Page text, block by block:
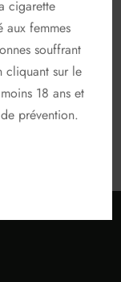
cigarette
aux femmes
souffrant
cliquant sur le
18 ans et
prévention.